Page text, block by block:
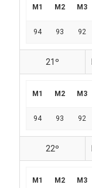
M1 M2 M3
94 93 92
21º
M1 M2 M3
94 93 92
22º
M1 M2 M3